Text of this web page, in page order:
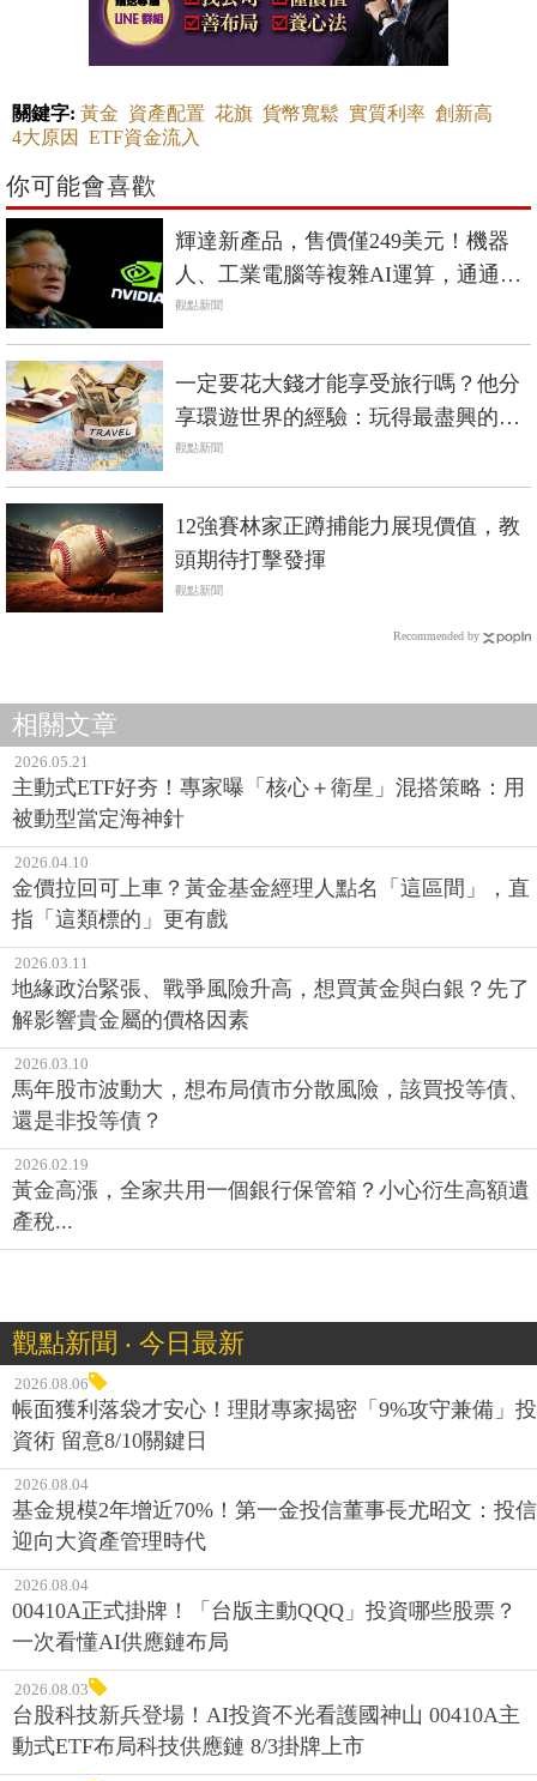
關鍵字: 黃金 資產配置 花旗 貨幣寬鬆 實質利率 創新高
4大原因
ETF資金流入
你可能會喜歡
輝達新產品，售價僅249美元！機器
人、工業電腦等複雜AI運算，通通可
以完成
觀點新聞
一定要花大錢才能享受旅行嗎？他分
享環遊世界的經驗：玩得最盡興的旅
程，不一定是最花錢的那幾次
觀點新聞
12強賽林家正蹲捕能力展現價值，教
頭期待打擊發揮
觀點新聞
Recommended by
相關文章
2026.05.21
主動式ETF好夯！專家曝「核心＋衛星」混搭策略：用
被動型當定海神針
2026.04.10
金價拉回可上車？黃金基金經理人點名「這區間」，直
指「這類標的」更有戲
2026.03.11
地緣政治緊張、戰爭風險升高，想買黃金與白銀？先了
解影響貴金屬的價格因素
2026.03.10
馬年股市波動大，想布局債市分散風險，該買投等債、
還是非投等債？
2026.02.19
黃金高漲，全家共用一個銀行保管箱？小心衍生高額遺
產稅...
觀點新聞 ‧ 今日最新
2026.08.06
帳面獲利落袋才安心！理財專家揭密「9%攻守兼備」投
資術 留意8/10關鍵日
2026.08.04
基金規模2年增近70%！第一金投信董事長尤昭文：投信
迎向大資產管理時代
2026.08.04
00410A正式掛牌！「台版主動QQQ」投資哪些股票？
一次看懂AI供應鏈布局
2026.08.03
台股科技新兵登場！AI投資不光看護國神山 00410A主
動式ETF布局科技供應鏈 8/3掛牌上市